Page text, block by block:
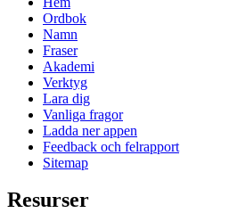
Ordbok
Namn
Fraser
Akademi
Verktyg
Lara dig
Vanliga fragor
Ladda ner appen
Feedback och felrapport
Sitemap
Resurser